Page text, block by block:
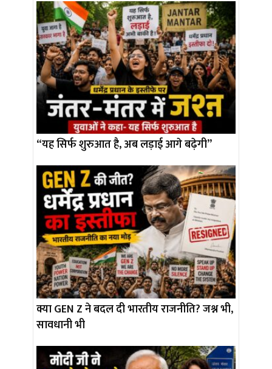
“यह सिर्फ शुरुआत है, अब लड़ाई आगे बढ़ेगी”
क्या GEN Z ने बदल दी भारतीय राजनीति? जश्न भी,
सावधानी भी